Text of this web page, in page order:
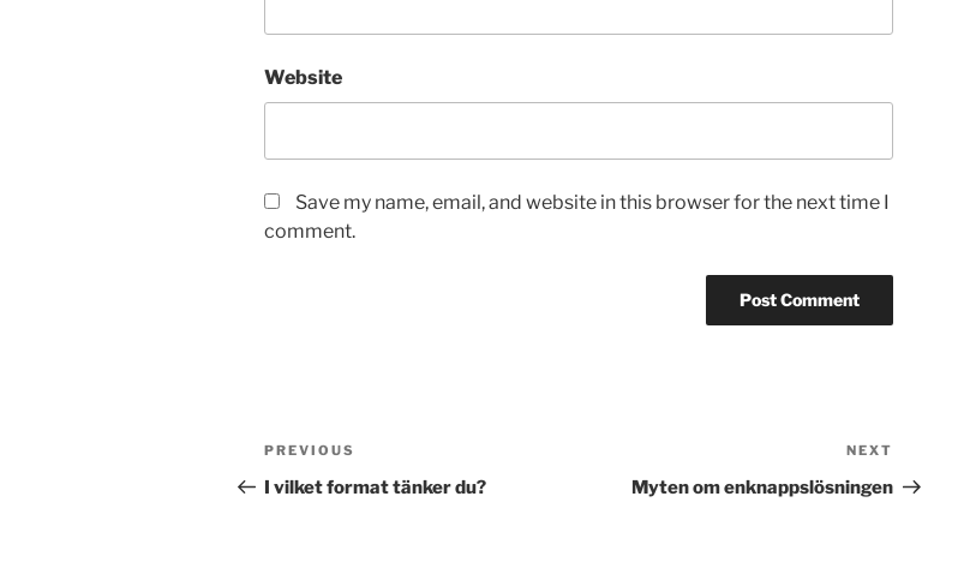
Website
Save my name, email, and website in this browser for the next time I
comment.
Post
navigation
Previous
Post
PREVIOUS
I vilket format tänker du?
Post
NEXT
Myten om enknappslösningen